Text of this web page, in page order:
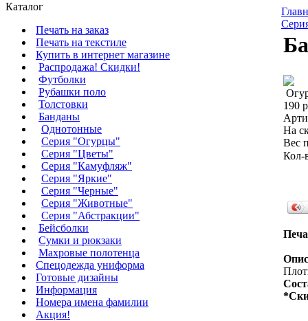
Каталог
Печать на заказ
Печать на текстиле
Купить в интернет магазине
Распродажа! Скидки!
Футболки
Рубашки поло
Толстовки
Банданы
Однотонные
Серия "Огурцы"
Серия "Цветы"
Серия "Камуфляж"
Серия "Яркие"
Серия "Черные"
Серия "Животные"
Серия "Абстракции"
Бейсболки
Сумки и рюкзаки
Махровые полотенца
Cпецодежда униформа
Готовые дизайны
Информация
Номера имена фамилии
Акция!
190
На
Вес
Кол-